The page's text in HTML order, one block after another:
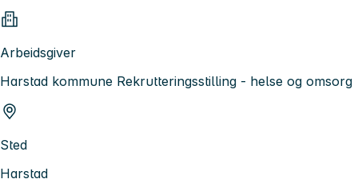
Arbeidsgiver
Harstad kommune Rekrutteringsstilling - helse og omsorg
Sted
Harstad